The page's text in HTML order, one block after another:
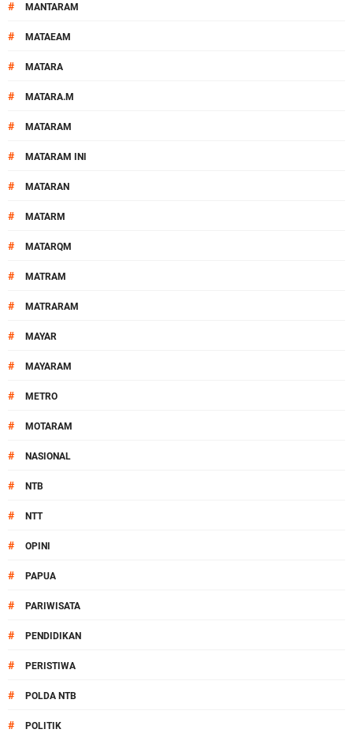
# MANTARAM
# MATAEAM
# MATARA
# MATARA.M
# MATARAM
# MATARAM INI
# MATARAN
# MATARM
# MATARQM
# MATRAM
# MATRARAM
# MAYAR
# MAYARAM
# METRO
# MOTARAM
# NASIONAL
# NTB
# NTT
# OPINI
# PAPUA
# PARIWISATA
# PENDIDIKAN
# PERISTIWA
# POLDA NTB
# POLITIK